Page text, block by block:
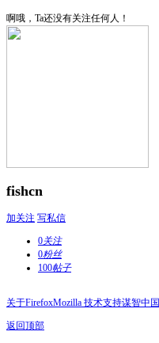
啊哦，Ta还没有关注任何人！
fishcn
加关注 写私信
0关注
0粉丝
100帖子
关于FirefoxMozilla 技术支持谋智中国
返回顶部